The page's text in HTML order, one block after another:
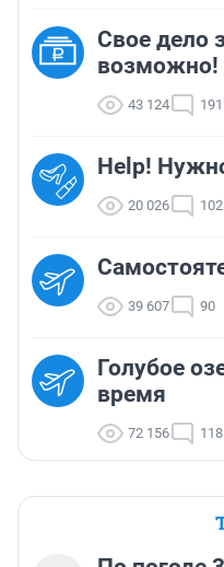
Свое дело
возможно!
43 124 191
Help!
20 026 102
39 607 90
Голубое
время
72 156 118